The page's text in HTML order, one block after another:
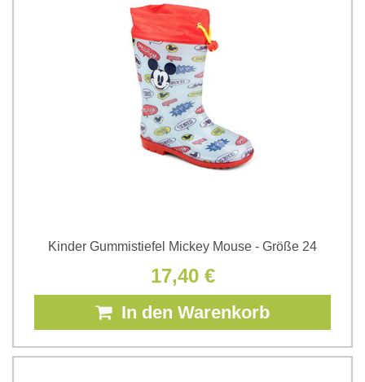
Kinder Gummistiefel Mickey Mouse - Größe 24
17,40 €
In den Warenkorb